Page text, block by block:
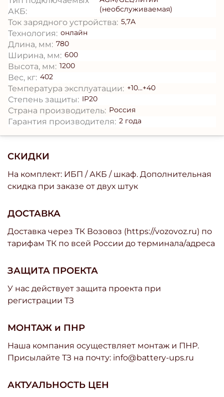
СКИДКИ
На комплект: ИБП / АКБ / шкаф. Дополнительная
скидка при заказе от двух штук
ДОСТАВКА
Доставка через ТК Возовоз (https://vozovoz.ru) по
тарифам ТК по всей России до терминала/адреса
ЗАЩИТА ПРОЕКТА
У нас действует защита проекта при
регистрации ТЗ
МОНТАЖ и ПНР
Наша компания осуществляет монтаж и ПНР.
Присылайте ТЗ на почту: info@battery-ups.ru
АКТУАЛЬНОСТЬ ЦЕН
АКБ:
(необслуживаемая)
Ток зарядного устройства: 5,7А
Технология: онлайн
Длина, мм: 780
Ширина, мм: 600
Высота, мм: 1200
Вес, кг: 402
Температура эксплуатации: +10...+40
Степень защиты: IP20
Страна производитель: Россия
Гарантия производителя: 2 года